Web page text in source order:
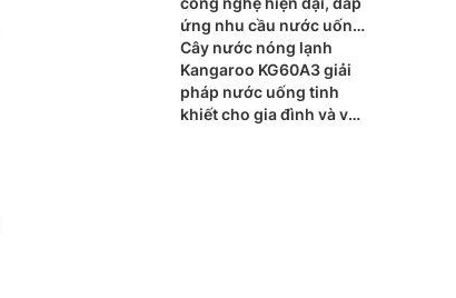
ứng nhu cầu nước uống
mỗi ngày
Cây nước nóng lạnh
Kangaroo KG60A3 giải
pháp nước uống tinh
khiết cho gia đình và văn